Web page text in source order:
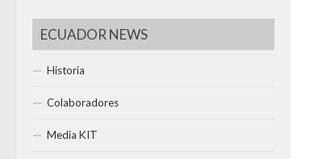
ECUADOR NEWS
Historia
Colaboradores
Media KIT